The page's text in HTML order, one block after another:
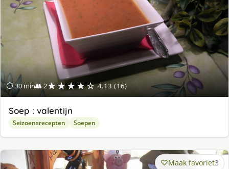
⏱ 30 min👥 2★★★★☆ 4.13 (16)
Soep : valentijn
Seizoensrecepten Soepen
Maak favoriet3